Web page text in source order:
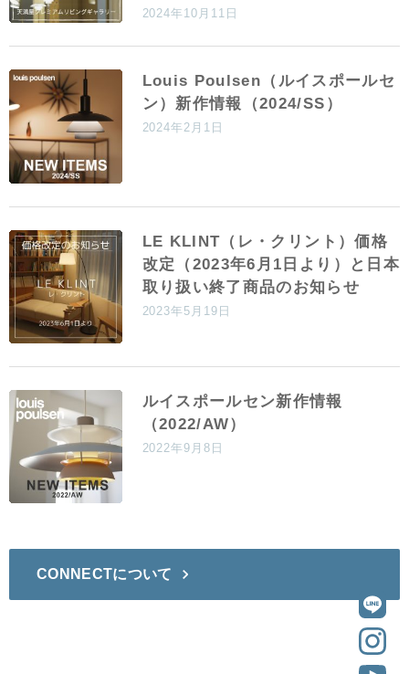
2024年10月11日
Louis Poulsen（ルイスポールセ
ン）新作情報（2024/SS）
2024年2月1日
LE KLINT（レ・クリント）価格
改定（2023年6月1日より）と日本
取り扱い終了商品のお知らせ
2023年5月19日
ルイスポールセン新作情報
（2022/AW）
2022年9月8日
CONNECTについて